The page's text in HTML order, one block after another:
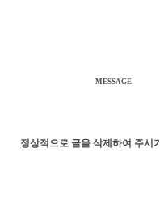
MESSAGE
정상적으로 글을 삭제하여 주시